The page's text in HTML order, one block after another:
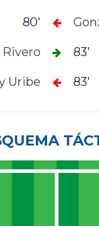
80'
83'
Uribe 83'